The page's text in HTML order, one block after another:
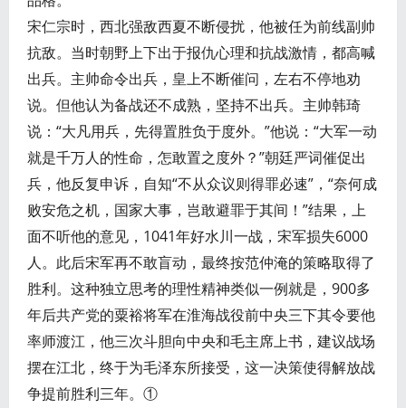
宋仁宗时，西北强敌西夏不断侵扰，他被任为前线副帅
抗敌。当时朝野上下出于报仇心理和抗战激情，都高喊
出兵。主帅命令出兵，皇上不断催问，左右不停地劝
说。但他认为备战还不成熟，坚持不出兵。主帅韩琦
说：“大凡用兵，先得置胜负于度外。”他说：“大军一动
就是千万人的性命，怎敢置之度外？”朝廷严词催促出
兵，他反复申诉，自知“不从众议则得罪必速”，“奈何成
败安危之机，国家大事，岂敢避罪于其间！”结果，上
面不听他的意见，1041年好水川一战，宋军损失6000
人。此后宋军再不敢盲动，最终按范仲淹的策略取得了
胜利。这种独立思考的理性精神类似一例就是，900多
年后共产党的粟裕将军在淮海战役前中央三下其令要他
率师渡江，他三次斗胆向中央和毛主席上书，建议战场
摆在江北，终于为毛泽东所接受，这一决策使得解放战
争提前胜利三年。①